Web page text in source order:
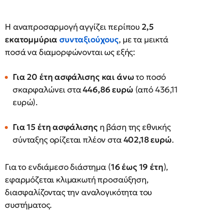
Η αναπροσαρμογή αγγίζει περίπου 2,5
εκατομμύριασυνταξιούχους, με τα μεικτά
ποσά να διαμορφώνονται ως εξής:
Για 20 έτη ασφάλισης και άνωτο ποσό
σκαρφαλώνει στα446,86 ευρώ (από 436,11
ευρώ).
Για 15 έτη ασφάλισης η βάση της εθνικής
σύνταξης ορίζεται πλέον στα402,18 ευρώ.
Για το ενδιάμεσο διάστημα (16 έως 19 έτη),
εφαρμόζεται κλιμακωτή προσαύξηση,
διασφαλίζοντας την αναλογικότητα του
συστήματος.